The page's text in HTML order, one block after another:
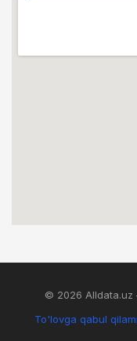
© 2026 Alldata.uz
To'lovga qabul